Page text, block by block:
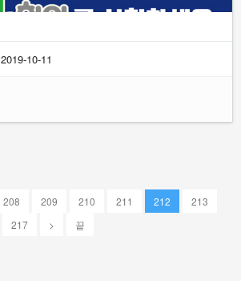
2019-10-11
208 209 210 211 212
213
217 > 끝